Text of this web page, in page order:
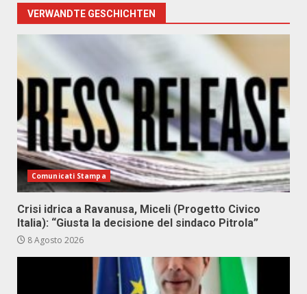
VERWANDTE GESCHICHTEN
Comunicati Stampa
Crisi idrica a Ravanusa, Miceli (Progetto Civico
Italia): “Giusta la decisione del sindaco Pitrola”
8 Agosto 2026